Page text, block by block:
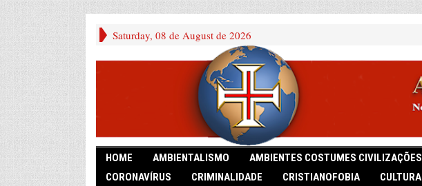
Saturday, 08 de August de 2026
HOME AMBIENTALISMO AMBIENTES COSTUMES CIVILIZAÇÕES
CORONAVÍRUS
CRIMINALIDADE CRISTIANOFOBIA CULTURA